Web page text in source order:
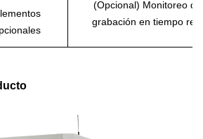
(Opcional) Monitoreo
grabación en tiempo